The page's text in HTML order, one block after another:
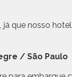
que nosso
/ São Paulo